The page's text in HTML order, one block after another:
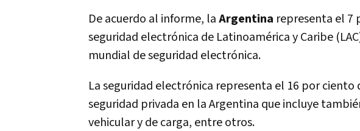
De acuerdo al informe, laArgentina representa el 7
seguridad electrónica de Latinoamérica y Caribe
mundial de seguridad electrónica.
La seguridad electrónica representa el 16 por
seguridad privada en la Argentina que incluye
vehicular y de carga, entre otros.